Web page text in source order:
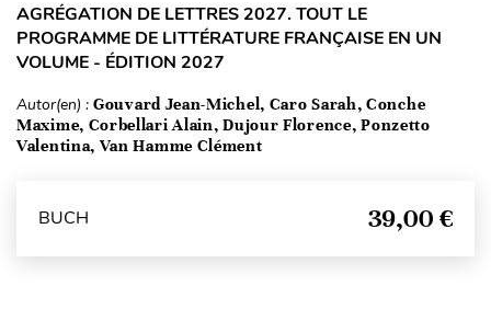
AGRÉGATION DE LETTRES 2027. TOUT LE
PROGRAMME DE LITTÉRATURE FRANÇAISE EN UN
VOLUME - ÉDITION 2027
Autor(en) : Gouvard Jean-Michel, Caro Sarah, Conche
Maxime, Corbellari Alain, Dujour Florence, Ponzetto
Valentina, Van Hamme Clément
BUCH 39,00 €